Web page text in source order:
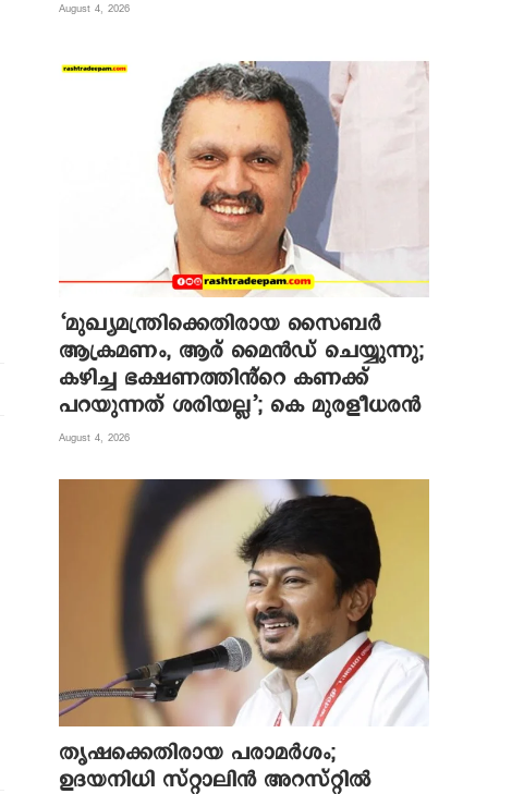
August 4, 2026
‘മുഖ്യമന്ത്രിക്കെതിരായ സൈബർ
ആക്രമണം, ആര് മൈൻഡ് ചെയ്യുന്നു;
കഴിച്ച ഭക്ഷണത്തിൻ്റെ കണക്ക്
പറയുന്നത് ശരിയല്ല’; കെ മുരളീധരൻ
August 4, 2026
തൃഷക്കെതിരായ പരാമർശം;
ഉദയനിധി സ്റ്റാലിൻ അറസ്റ്റിൽ